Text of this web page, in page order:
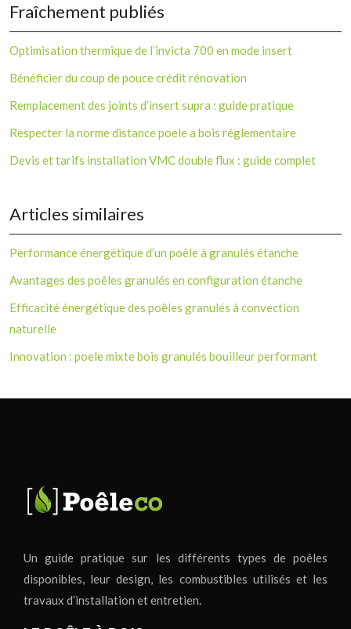
Fraîchement publiés
Optimisation thermique de l’invicta 700 en mode insert
Bénéficier du coup de pouce crédit rénovation
Remplacement des joints d’insert supra : guide pratique
Respecter la norme distance poele a bois réglementaire
Devis et tarifs installation VMC double flux : guide complet
Articles similaires
Performance énergétique d’un poêle à granulés étanche
Avantages des poêles granulés en configuration étanche
Efficacité énergétique des poêles granulés à convection
naturelle
Innovation : poele mixte bois granulés bouilleur performant
Un guide pratique sur les différents types de poêles
disponibles, leur design, les combustibles utilisés et les
travaux d’installation et entretien.